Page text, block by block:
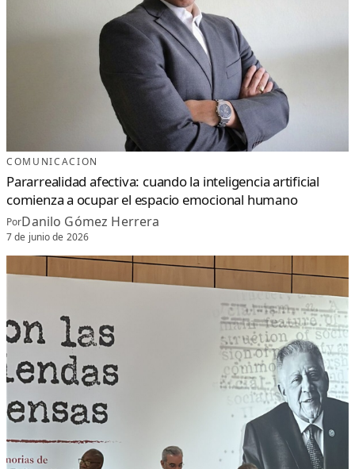
COMUNICACION
Pararrealidad afectiva: cuando la inteligencia artificial
comienza a ocupar el espacio emocional humano
PorDanilo Gómez Herrera
7 de junio de 2026